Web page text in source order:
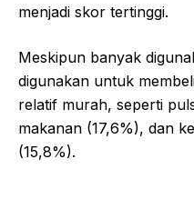
menjadi skor tertinggi.
Meskipun banyak
digunakan untuk
relatif murah, seperti
makanan (17,6%), dan
(15,8%).